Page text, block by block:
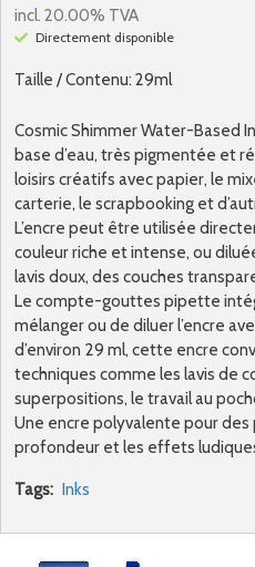
Taille / Contenu: 29ml
incl. 20.00% TVA
Directement disponible
Cosmic Shimmer Water-Based
base d’eau, très pigmentée et
loisirs créatifs avec papier, le
carterie, le scrapbooking et
L’encre peut être utilisée
couleur riche et intense, ou
lavis doux, des couches
Le compte-gouttes pipette
mélanger ou de diluer l’encre
d’environ 29 ml, cette encre
techniques comme les lavis de
superpositions, le travail au
Une encre polyvalente pour
profondeur et les effets
Tags: Inks